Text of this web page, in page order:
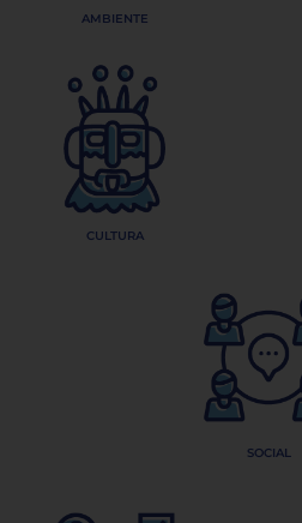
AMBIENTE
CULTURA
SOCIAL